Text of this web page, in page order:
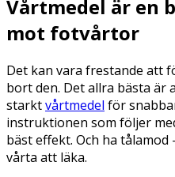
Vårtmedel är en
mot fotvårtor
Det kan vara frestande att
bort den. Det allra bästa är
starktvårtmedel för
instruktionen som följer
bäst effekt. Och ha
vårta att läka.